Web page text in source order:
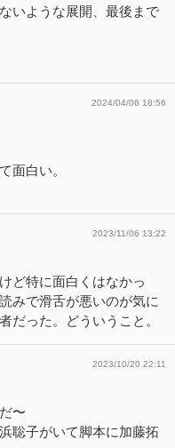
いような展開、最後まで
2024/04/06 18:56
面白い。
2023/11/06 13:22
ど特に面白くはなかっ
みで滑舌が悪いのが気に
だった。どういうこと。
2023/10/20 22:11
〜
聡子がいて脚本に加藤拓